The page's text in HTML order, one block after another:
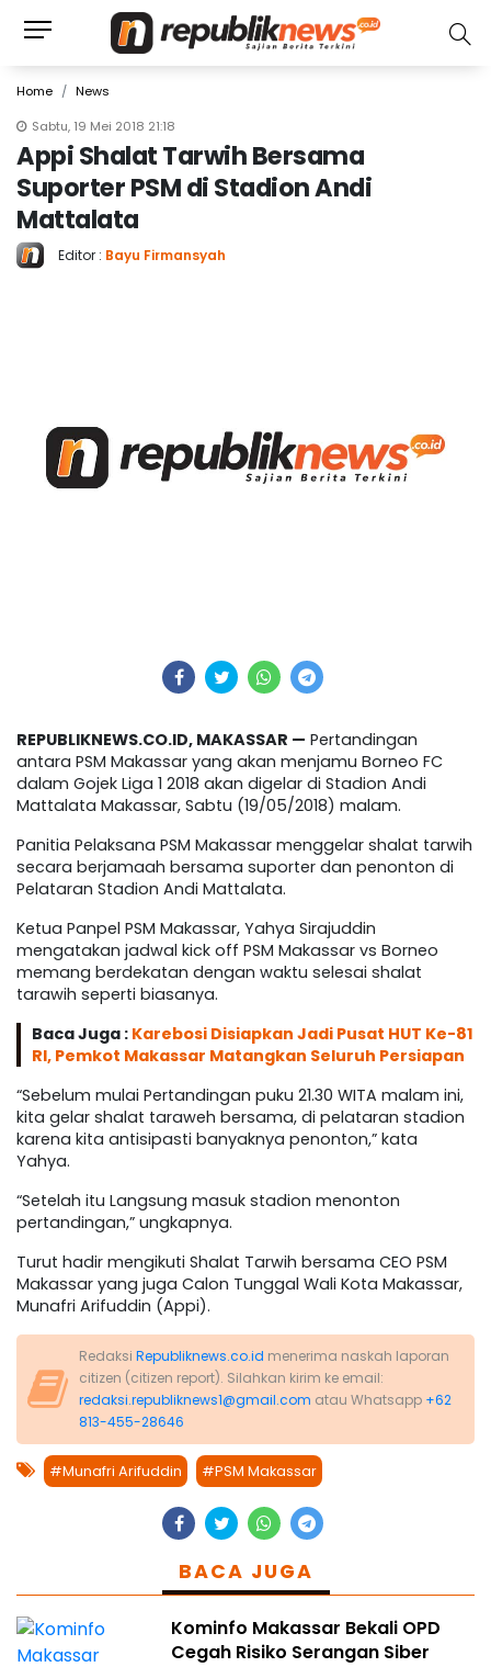
Home
News
Sabtu, 19 Mei 2018 21:18
Appi Shalat Tarwih Bersama
Suporter PSM di Stadion Andi
Mattalata
Editor : Bayu Firmansyah
REPUBLIKNEWS.CO.ID, MAKASSAR — Pertandingan
antara PSM Makassar yang akan menjamu Borneo FC
dalam Gojek Liga 1 2018 akan digelar di Stadion Andi
Mattalata Makassar, Sabtu (19/05/2018) malam.
Panitia Pelaksana PSM Makassar menggelar shalat tarwih
secara berjamaah bersama suporter dan penonton di
Pelataran Stadion Andi Mattalata.
Ketua Panpel PSM Makassar, Yahya Sirajuddin
mengatakan jadwal kick off PSM Makassar vs Borneo
memang berdekatan dengan waktu selesai shalat
tarawih seperti biasanya.
Baca Juga : Karebosi Disiapkan Jadi Pusat HUT Ke-81
RI, Pemkot Makassar Matangkan Seluruh Persiapan
“Sebelum mulai Pertandingan puku 21.30 WITA malam ini,
kita gelar shalat taraweh bersama, di pelataran stadion
karena kita antisipasti banyaknya penonton,” kata
Yahya.
“Setelah itu Langsung masuk stadion menonton
pertandingan,” ungkapnya.
Turut hadir mengikuti Shalat Tarwih bersama CEO PSM
Makassar yang juga Calon Tunggal Wali Kota Makassar,
Munafri Arifuddin (Appi).
Redaksi Republiknews.co.id menerima naskah laporan
citizen (citizen report). Silahkan kirim ke email:
redaksi.republiknews1@gmail.com atau Whatsapp +62
813-455-28646
#Munafri Arifuddin #PSM Makassar
BACA JUGA
Kominfo Makassar Bekali OPD
Cegah Risiko Serangan Siber